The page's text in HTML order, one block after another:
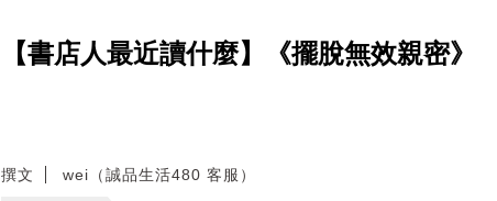
【書店人最近讀什麼】《擺脫無效親密》
撰文 wei（誠品生活480 客服）